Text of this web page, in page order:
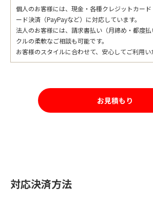
個人のお客様には、現金・各種クレジットカー
ード決済（PayPayなど）に対応しています。
法人のお客様には、請求書払い（月締め・都度
クルの柔軟なご相談も可能です。
お客様のスタイルに合わせて、安心してご利用い
お見積もり
対応決済方法